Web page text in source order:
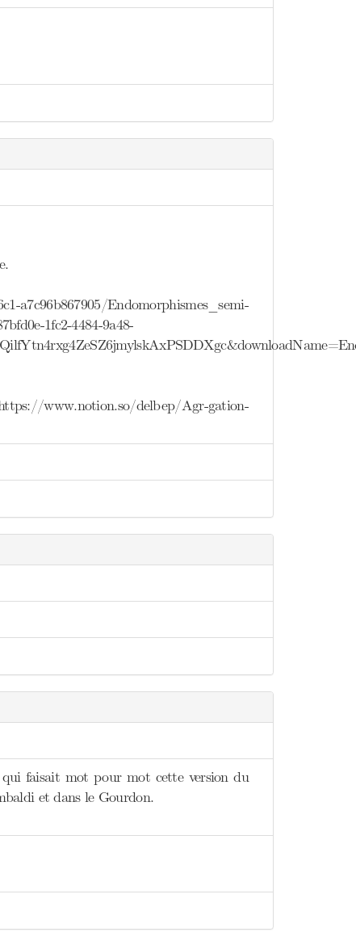
Endomorphismes_semi-
1fc2-4484-9a48-
www.notion.so/delbep/Agr-gation-
faisait mot pour mot cette version du
et dans le Gourdon.